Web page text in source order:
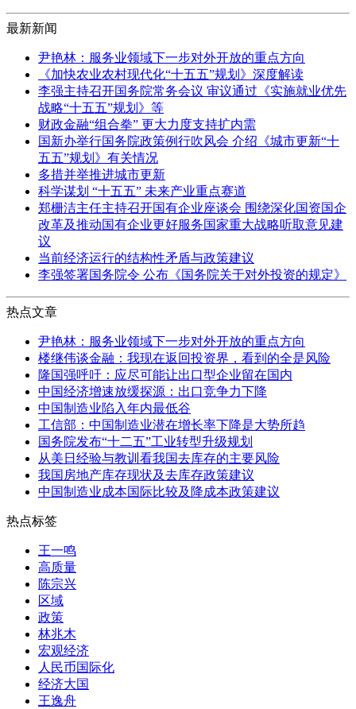
最新新闻
尹艳林：服务业领域下一步对外开放的重点方向
《加快农业农村现代化“十五五”规划》深度解读
李强主持召开国务院常务会议 审议通过《实施就业优先
战略“十五五”规划》等
财政金融“组合拳” 更大力度支持扩内需
国新办举行国务院政策例行吹风会 介绍《城市更新“十
五五”规划》有关情况
多措并举推进城市更新
科学谋划 “十五五” 未来产业重点赛道
郑栅洁主任主持召开国有企业座谈会 围绕深化国资国企
改革及推动国有企业更好服务国家重大战略听取意见建
议
当前经济运行的结构性矛盾与政策建议
李强签署国务院令 公布《国务院关于对外投资的规定》
热点文章
尹艳林：服务业领域下一步对外开放的重点方向
楼继伟谈金融：我现在返回投资界，看到的全是风险
隆国强呼吁：应尽可能让出口型企业留在国内
中国经济增速放缓探源：出口竞争力下降
中国制造业陷入年内最低谷
工信部：中国制造业潜在增长率下降是大势所趋
国务院发布“十二五”工业转型升级规划
从美日经验与教训看我国去库存的主要风险
我国房地产库存现状及去库存政策建议
中国制造业成本国际比较及降成本政策建议
热点标签
王一鸣
高质量
陈宗兴
区域
政策
林兆木
宏观经济
人民币国际化
经济大国
王逸舟